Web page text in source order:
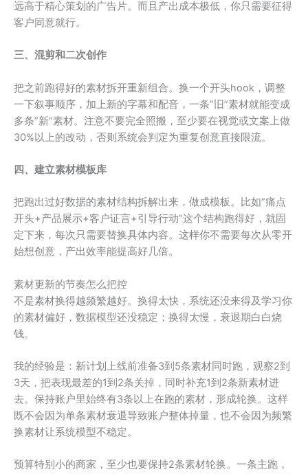
远高于精心策划的广告片。而且产出成本极低，你只需要征得
客户同意就行。
三、混剪和二次创作
把之前跑得好的素材拆开重新组合。换一个开头hook，调整
一下叙事顺序，加上新的字幕和配音，一条”旧”素材就能变成
多条”新”素材。注意不要完全照搬，至少要在视觉或文案上做
30%以上的改动，否则系统会判定为重复创意直接限流。
四、建立素材模板库
把跑出过好数据的素材结构拆解出来，做成模板。比如”痛点
开头+产品展示+客户证言+引导行动”这个结构跑得好，就固
定下来，每次只需要替换具体内容。这样你不需要每次从零开
始想创意，产出效率能提高好几倍。
素材更新的节奏怎么把控
不是素材换得越频繁越好。换得太快，系统还没来得及学习你
的素材偏好，数据模型还没稳定；换得太慢，衰退期白白烧
钱。
我的经验是：新计划上线前准备3到5条素材同时跑，观察2到
3天，把表现最差的1到2条关掉，同时补充1到2条新素材进
去。保持账户里始终有3条以上在跑的素材，形成轮换。这样
既不会因为单条素材衰退导致账户整体掉量，也不会因为频繁
换素材让系统模型不稳定。
预算特别小的商家，至少也要保持2条素材轮换。一条主跑，